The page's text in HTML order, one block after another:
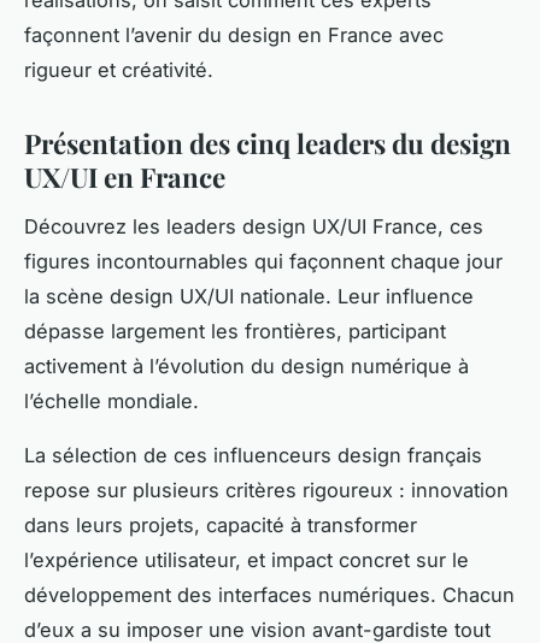
façonnent l’avenir du design en France avec
rigueur et créativité.
Présentation des cinq leaders du design
UX/UI en France
Découvrez les leaders design UX/UI France, ces
figures incontournables qui façonnent chaque jour
la scène design UX/UI nationale. Leur influence
dépasse largement les frontières, participant
activement à l’évolution du design numérique à
l’échelle mondiale.
La sélection de ces influenceurs design français
repose sur plusieurs critères rigoureux : innovation
dans leurs projets, capacité à transformer
l’expérience utilisateur, et impact concret sur le
développement des interfaces numériques. Chacun
d’eux a su imposer une vision avant-gardiste tout